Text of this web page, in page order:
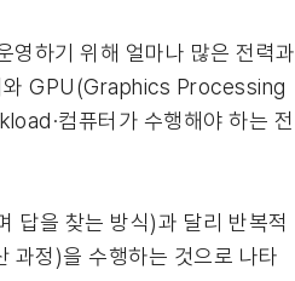
영하기 위해 얼마나 많은 전력과
와 GPU(Graphics Processing
컴퓨터가 수행해야 하는 전
답을 찾는 방식)과 달리 반복적
과정)을 수행하는 것으로 나타